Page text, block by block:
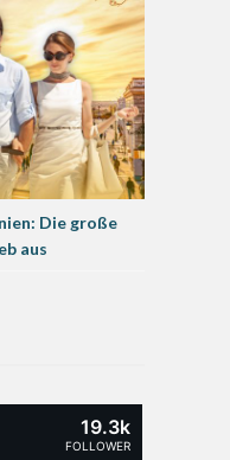
Die große
aus
19.3k
FOLLOWER